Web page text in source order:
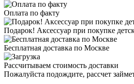
Оплата по факту
Подарок! Аксессуар при покупке
Бесплатная доставка по Москве
Рассчитываем стоимость доставки
Пожалуйста подождите, рассчет